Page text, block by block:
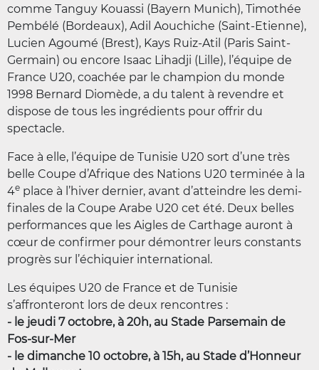
comme Tanguy Kouassi (Bayern Munich), Timothée
Pembélé (Bordeaux), Adil Aouchiche (Saint-Etienne),
Lucien Agoumé (Brest), Kays Ruiz-Atil (Paris Saint-
Germain) ou encore Isaac Lihadji (Lille), l’équipe de
France U20, coachée par le champion du monde
1998 Bernard Diomède, a du talent à revendre et
dispose de tous les ingrédients pour offrir du
spectacle.
Face à elle, l’équipe de Tunisie U20 sort d’une très
belle Coupe d’Afrique des Nations U20 terminée à la
4e place à l’hiver dernier, avant d’atteindre les demi-
finales de la Coupe Arabe U20 cet été. Deux belles
performances que les Aigles de Carthage auront à
cœur de confirmer pour démontrer leurs constants
progrès sur l’échiquier international.
Les équipes U20 de France et de Tunisie
s’affronteront lors de deux rencontres :
- le jeudi 7 octobre, à 20h, au Stade Parsemain de
Fos-sur-Mer
- le dimanche 10 octobre, à 15h, au Stade d’Honneur